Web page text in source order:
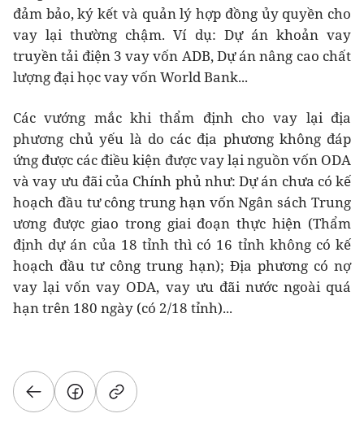
đảm bảo, ký kết và quản lý hợp đồng ủy quyền cho
vay lại thường chậm. Ví dụ: Dự án khoản vay
truyền tải điện 3 vay vốn ADB, Dự án nâng cao chất
lượng đại học vay vốn World Bank...
Các vướng mắc khi thẩm định cho vay lại địa
phương chủ yếu là do các địa phương không đáp
ứng được các điều kiện được vay lại nguồn vốn ODA
và vay ưu đãi của Chính phủ như: Dự án chưa có kế
hoạch đầu tư công trung hạn vốn Ngân sách Trung
ương được giao trong giai đoạn thực hiện (Thẩm
định dự án của 18 tỉnh thì có 16 tỉnh không có kế
hoạch đầu tư công trung hạn); Địa phương có nợ
vay lại vốn vay ODA, vay ưu đãi nước ngoài quá
hạn trên 180 ngày (có 2/18 tỉnh)...